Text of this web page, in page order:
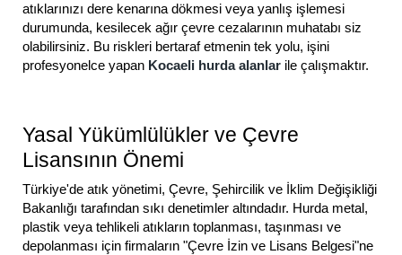
atıklarınızı dere kenarına dökmesi veya yanlış işlemesi
durumunda, kesilecek ağır çevre cezalarının muhatabı siz
olabilirsiniz. Bu riskleri bertaraf etmenin tek yolu, işini
profesyonelce yapan Kocaeli hurda alanlar ile çalışmaktır.
Yasal Yükümlülükler ve Çevre
Lisansının Önemi
Türkiye'de atık yönetimi, Çevre, Şehircilik ve İklim Değişikliği
Bakanlığı tarafından sıkı denetimler altındadır. Hurda metal,
plastik veya tehlikeli atıkların toplanması, taşınması ve
depolanması için firmaların "Çevre İzin ve Lisans Belgesi"ne